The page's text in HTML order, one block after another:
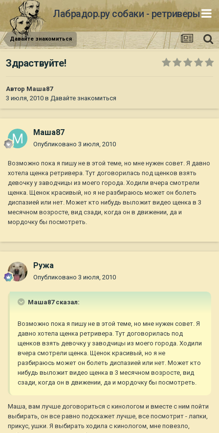
Лабрадор.ру собаки - ретриверы
Давайте знакомиться
Здраствуйте!
Автор Маша87
3 июля, 2010 в Давайте знакомиться
Маша87
Опубликовано 3 июля, 2010
Возможно пока я пишу не в этой теме, но мне нужен совет. Я давно
хотела щенка ретривера. Тут договорилась под щенков взять
девочку у заводчицы из моего города. Ходили вчера смотрели
щенка. Щенок красивый, но я не разбираюсь может он болеть
диспазией или нет. Может кто нибудь выложит видео щенка в 3
месячном возросте, вид сзади, когда он в движении, да и
мордочку бы посмотреть.
Ружа
Опубликовано 3 июля, 2010
Маша87 сказал:
Возможно пока я пишу не в этой теме, но мне нужен совет. Я
давно хотела щенка ретривера. Тут договорилась под
щенков взять девочку у заводчицы из моего города. Ходили
вчера смотрели щенка. Щенок красивый, но я не
разбираюсь может он болеть диспазией или нет. Может кто
нибудь выложит видео щенка в 3 месячном возросте, вид
сзади, когда он в движении, да и мордочку бы посмотреть.
Маша, вам лучше договориться с кинологом и вместе с ним пойти
выбирать, он все равно подскажет лучше, все посмотрит - лапки,
прикус, ушки. Я выбирать ходила с кинологом, мне повезло,